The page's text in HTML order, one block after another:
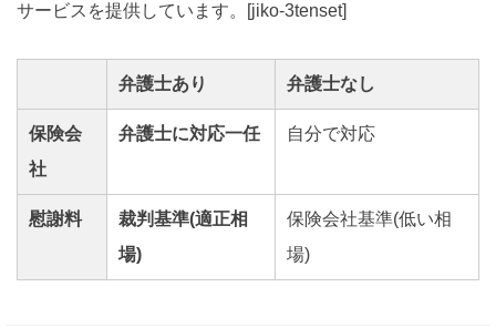
サービスを提供しています。[jiko-3tenset]
弁護士あり 弁護士なし
保険会
社
弁護士に対応一任 自分で対応
慰謝料
裁判基準(適正相
場)
保険会社基準(低い相
場)